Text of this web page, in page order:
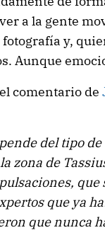
a la gente
y,
Aunque
comentario de
del tipo de
zona de
que
que ya
que nunca